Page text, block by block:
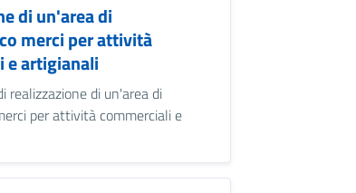
di un'area di
merci per attività
e artigianali
realizzazione di un'area di
per attività commerciali e